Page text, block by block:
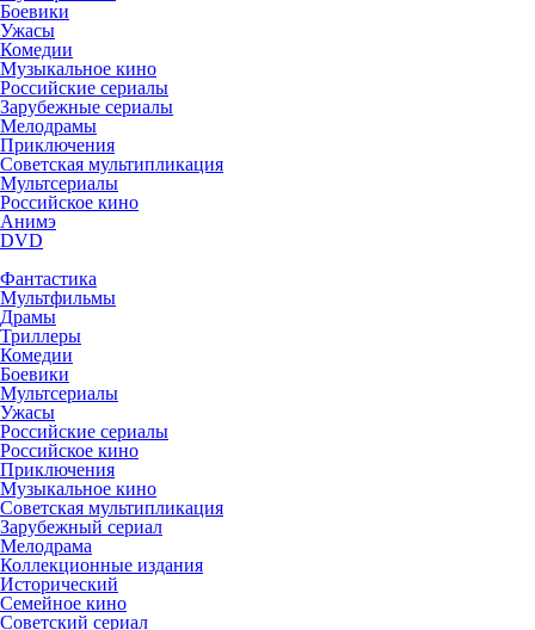
Боевики
Ужасы
Комедии
Музыкальное кино
Российские сериалы
Зарубежные сериалы
Мелодрамы
Приключения
Советская мультипликация
Мультсериалы
Российское кино
Анимэ
DVD
Фантастика
Мультфильмы
Драмы
Триллеры
Комедии
Боевики
Мультсериалы
Ужасы
Российские сериалы
Российское кино
Приключения
Музыкальное кино
Советская мультипликация
Зарубежный сериал
Мелодрама
Коллекционные издания
Исторический
Семейное кино
Советский сериал